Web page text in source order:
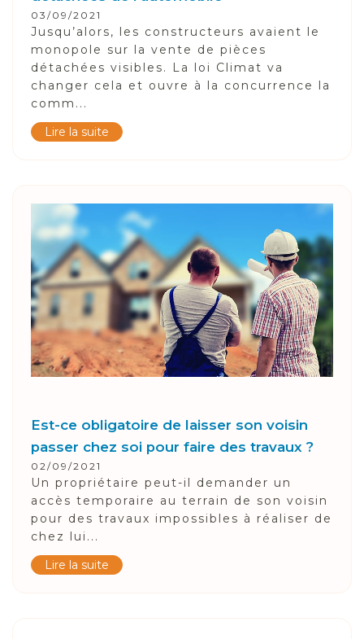
03/09/2021
Jusqu’alors, les constructeurs avaient le
monopole sur la vente de pièces
détachées visibles. La loi Climat va
changer cela et ouvre à la concurrence la
comm...
Lire la suite
Est-ce obligatoire de laisser son voisin
passer chez soi pour faire des travaux ?
02/09/2021
Un propriétaire peut-il demander un
accès temporaire au terrain de son voisin
pour des travaux impossibles à réaliser de
chez lui...
Lire la suite